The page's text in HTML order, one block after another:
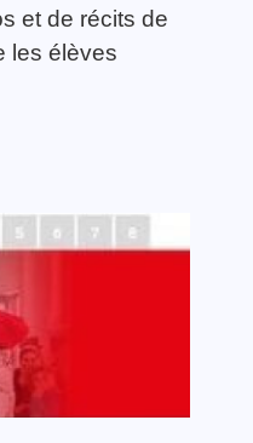
et de récits de
les élèves